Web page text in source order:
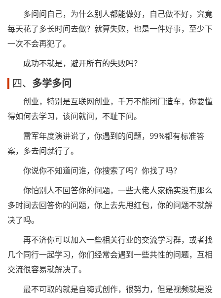
多问问自己，为什么别人都能做好，自己做不好，究竟
每天花了多长时间去做？就算失败，也是一件好事，至少下
一次不会再犯了。
成功不就是，避开所有的失败吗？
四、 多学多问
创业，特别是互联网创业，千万不能闭门造车，你要懂
得如何去学习，该问就问，不耻下问。
雷军年度演讲说了，你遇到的问题，99%都有标准答
案，多去问就行了。
你说你不知道问谁，你搜索了吗？你找了吗？
你怕别人不回答你的问题，一些大佬人家确实没有那么
多时间去回答你的问题，你上去先甩红包，你的问题不就解
决了吗。
再不济你可以加入一些相关行业的交流学习群，或者找
几个同行一起学习，你们经常会遇到一些共性的问题，互相
交流很容易就解决了。
最不可取的就是自嗨式创作，很努力，但是视频就是没